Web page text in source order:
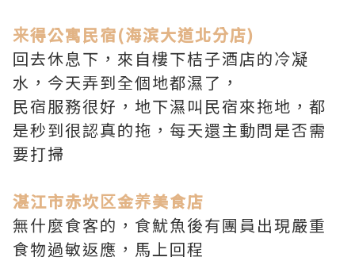
来得公寓民宿(海滨大道北分店)
回去休息下，來自樓下桔子酒店的冷凝
水，今天弄到全個地都濕了，
民宿服務很好，地下濕叫民宿來拖地，都
是秒到很認真的拖，每天還主動問是否需
要打掃
湛江市赤坎区金养美食店
無什麼食客的，食魷魚後有團員出現嚴重
食物過敏返應，馬上回程